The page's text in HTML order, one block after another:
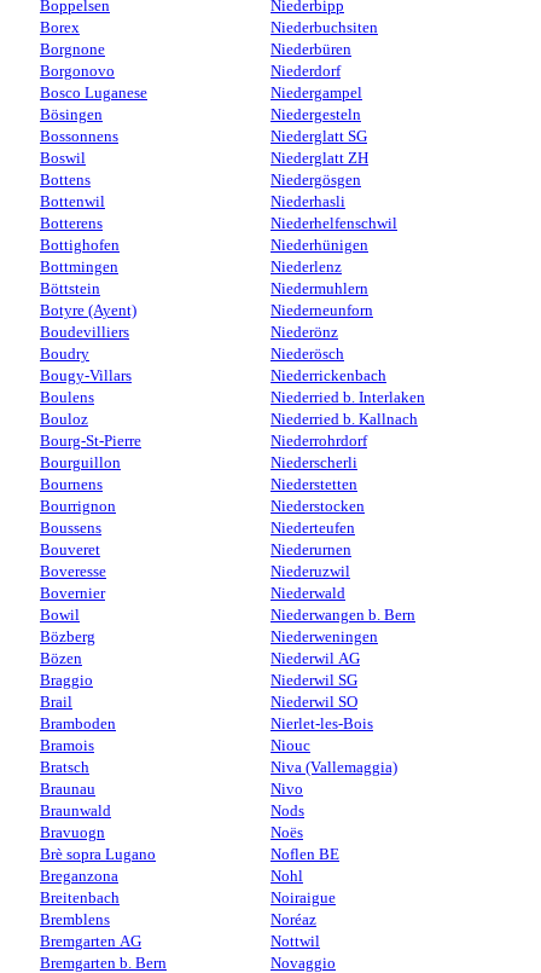
Boppelsen
Borex
Borgnone
Borgonovo
Bosco Luganese
Bösingen
Bossonnens
Boswil
Bottens
Bottenwil
Botterens
Bottighofen
Bottmingen
Böttstein
Botyre (Ayent)
Boudevilliers
Boudry
Bougy-Villars
Boulens
Bouloz
Bourg-St-Pierre
Bourguillon
Bournens
Bourrignon
Boussens
Bouveret
Boveresse
Bovernier
Bowil
Bözberg
Bözen
Braggio
Brail
Bramboden
Bramois
Bratsch
Braunau
Braunwald
Bravuogn
Brè sopra Lugano
Breganzona
Breitenbach
Bremblens
Bremgarten AG
Bremgarten b. Bern
Niederbipp
Niederbuchsiten
Niederbüren
Niederdorf
Niedergampel
Niedergesteln
Niederglatt SG
Niederglatt ZH
Niedergösgen
Niederhasli
Niederhelfenschwil
Niederhünigen
Niederlenz
Niedermuhlern
Niederneunforn
Niederönz
Niederösch
Niederrickenbach
Niederried b. Interlaken
Niederried b. Kallnach
Niederrohrdorf
Niederscherli
Niederstetten
Niederstocken
Niederteufen
Niederurnen
Niederuzwil
Niederwald
Niederwangen b. Bern
Niederweningen
Niederwil AG
Niederwil SG
Niederwil SO
Nierlet-les-Bois
Niouc
Niva (Vallemaggia)
Nivo
Nods
Noës
Noflen BE
Nohl
Noiraigue
Noréaz
Nottwil
Novaggio